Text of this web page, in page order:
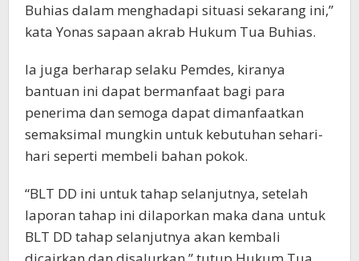
Buhias dalam menghadapi situasi sekarang ini,”
kata Yonas sapaan akrab Hukum Tua Buhias.
Ia juga berharap selaku Pemdes, kiranya
bantuan ini dapat bermanfaat bagi para
penerima dan semoga dapat dimanfaatkan
semaksimal mungkin untuk kebutuhan sehari-
hari seperti membeli bahan pokok.
“BLT DD ini untuk tahap selanjutnya, setelah
laporan tahap ini dilaporkan maka dana untuk
BLT DD tahap selanjutnya akan kembali